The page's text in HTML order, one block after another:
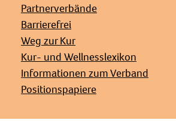
Partnerverbände
Barrierefrei
Weg zur Kur
Kur- und Wellnesslexikon
Informationen zum Verband
Positionspapiere